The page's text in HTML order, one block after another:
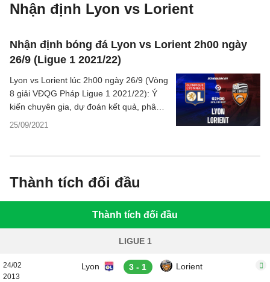
Nhận định Lyon vs Lorient
Nhận định bóng đá Lyon vs Lorient 2h00 ngày
26/9 (Ligue 1 2021/22)
25/09/2021
Lyon vs Lorient lúc 2h00 ngày 26/9 (Vòng
8 giải VĐQG Pháp Ligue 1 2021/22): Ý
kiến chuyên gia, dự đoán kết quả, phân
tích chuyên môn, các thông tin bóng đá,
Thành tích đối đầu
Thành tích đối đầu
LIGUE 1
24/02
2013
Lyon 3 - 1 Lorient